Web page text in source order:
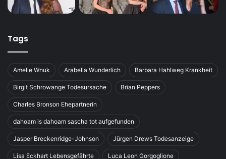
Tags
Amelie Wnuk Arabella Wunderlich Barbara Hahlweg Krankheit
Birgit Schrowange Todesursache Brian Peppers
Charles Bronson Ehepartnerin
dahoam is dahoam sascha tot aufgefunden
Jasper Breckenridge-Johnson Jürgen Drews Todesanzeige
Lisa Eckhart Lebensgefährte Luca Leon Gorgoglione